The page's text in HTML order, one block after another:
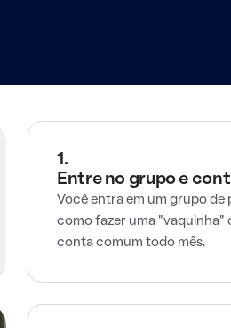
1.
Entre no grupo e
Você entra em um grupo de
como fazer uma "vaquinha"
conta comum todo mês.